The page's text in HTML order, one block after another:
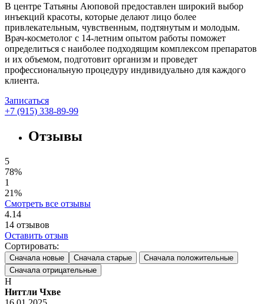
В центре Татьяны Аюповой предоставлен широкий выбор
инъекций красоты, которые делают лицо более
привлекательным, чувственным, подтянутым и молодым.
Врач-косметолог с 14-летним опытом работы поможет
определиться с наиболее подходящим комплексом препаратов
и их объемом, подготовит организм и проведет
профессиональную процедуру индивидуально для каждого
клиента.
Записаться
+7 (915) 338-89-99
Отзывы
5
78%
1
21%
Смотреть все отзывы
4.14
14 отзывов
Оставить отзыв
Сортировать:
Сначала новые Сначала старые
Сначала положительные
Сначала отрицательные
Н
Ниттли Чхве